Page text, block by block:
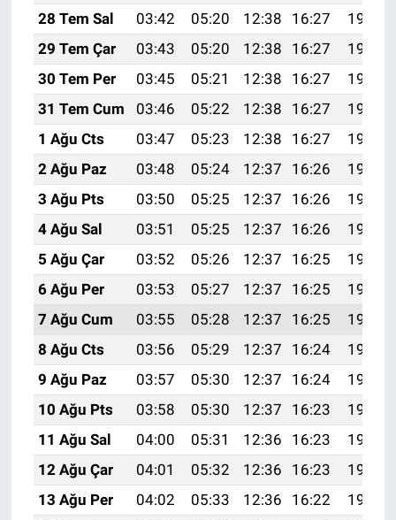
28 Tem Sal
03:42 05:20 12:38 16:27
19:46
29 Tem Çar
03:43 05:20 12:38 16:27
19:45
30 Tem Per
03:45 05:21 12:38 16:27
19:44
31 Tem Cum
03:46 05:22 12:38 16:27
19:43
1 Ağu Cts
03:47 05:23 12:38 16:27
19:42
2 Ağu Paz
03:48 05:24 12:37 16:26
19:41
3 Ağu Pts
03:50 05:25 12:37 16:26
19:40
4 Ağu Sal
03:51 05:25 12:37 16:26
19:39
5 Ağu Çar
03:52 05:26 12:37 16:25
19:38
6 Ağu Per
03:53 05:27 12:37 16:25
19:37
7 Ağu Cum
03:55 05:28 12:37 16:25
19:36
8 Ağu Cts
03:56 05:29 12:37 16:24
19:35
9 Ağu Paz
03:57 05:30 12:37 16:24
19:34
10 Ağu Pts
03:58 05:30 12:37 16:23
19:33
11 Ağu Sal
04:00 05:31 12:36 16:23
19:32
12 Ağu Çar
04:01 05:32 12:36 16:23
19:30
13 Ağu Per
04:02 05:33 12:36 16:22
19:29